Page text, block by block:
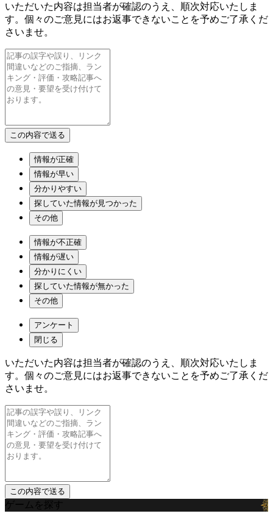
いただいた内容は担当者が確認のうえ、順次対応いたしま
す。個々のご意見にはお返事できないことを予めご了承くだ
さいませ。
情報が正確
情報が早い
分かりやすい
探していた情報が見つかった
その他
情報が不正確
情報が遅い
分かりにくい
探していた情報が無かった
その他
アンケート
閉じる
いただいた内容は担当者が確認のうえ、順次対応いたしま
す。個々のご意見にはお返事できないことを予めご了承くだ
さいませ。
ゲームを探す